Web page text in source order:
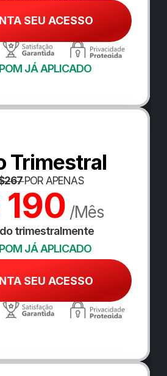
JÁ APLICADO
SEU ACESSO
Trimestral
POR APENAS
190 /Mês
JÁ APLICADO
trimestralmente
SEU ACESSO